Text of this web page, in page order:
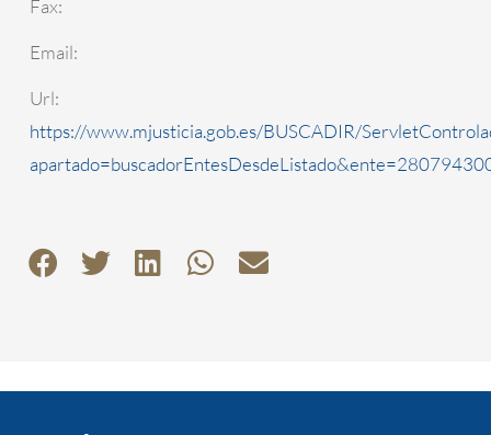
Fax:
Email:
Url:
https://www.mjusticia.gob.es/BUSCADIR/